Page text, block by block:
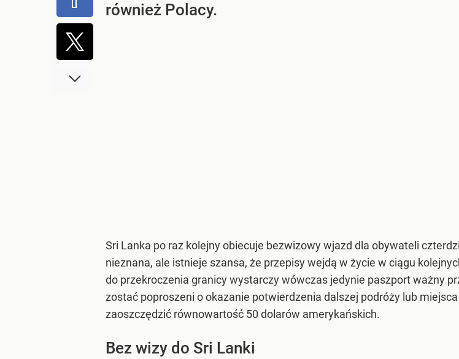
również Polacy.
Sri Lanka po raz kolejny obiecuje bezwizowy wjazd dla obywateli
nieznana, ale istnieje szansa, że przepisy wejdą w życie w ciągu
do przekroczenia granicy wystarczy wówczas jedynie paszport ważny
zostać poproszeni o okazanie potwierdzenia dalszej podróży lub
zaoszczędzić równowartość 50 dolarów amerykańskich.
Bez wizy do Sri Lanki